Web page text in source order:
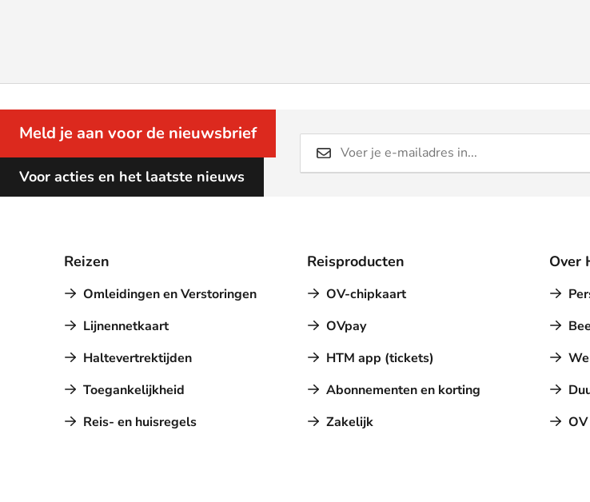
Meld je aan voor de nieuwsbrief
Voor acties en het laatste nieuws
Reizen
Omleidingen en Verstoringen
Lijnennetkaart
Haltevertrektijden
Toegankelijkheid
Reis- en huisregels
Reisproducten
OV-chipkaart
OVpay
HTM app (tickets)
Abonnementen en korting
Zakelijk
Over